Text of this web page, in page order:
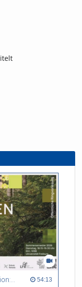
Between tradition and transformation: how owners, advisers and institutions co-create knowledge for resilient forests in Europe 54:13